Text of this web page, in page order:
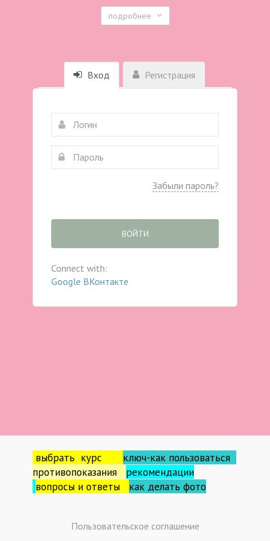
подробнее
Вход Регистрация
Забыли пароль?
ВОЙТИ
Connect with:
Google ВКонтакте
выбрать курс ключ-как пользоваться
противопоказания рекомендации
вопросы и ответы как делать фото
Пользовательское соглашение